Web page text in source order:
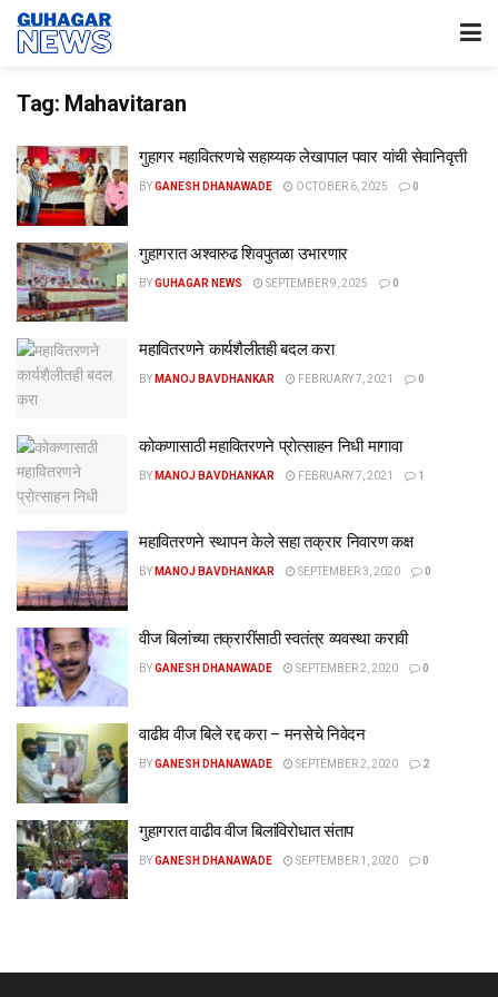
Tag: Mahavitaran
गुहागर महावितरणचे सहाय्यक लेखापाल पवार यांची सेवानिवृत्ती
BYGANESH DHANAWADE OCTOBER 6, 2025 0
गुहागरात अश्वारुढ शिवपुतळा उभारणार
BYGUHAGAR NEWS SEPTEMBER 9, 2025 0
महावितरणने कार्यशैलीतही बदल करा
BY MANOJ BAVDHANKAR FEBRUARY 7, 2021 0
कोकणासाठी महावितरणने प्रोत्साहन निधी मागावा
BY MANOJ BAVDHANKAR FEBRUARY 7, 2021 1
महावितरणने स्थापन केले सहा तक्रार निवारण कक्ष
BY MANOJ BAVDHANKAR SEPTEMBER 3, 2020 0
वीज बिलांच्या तक्रारींसाठी स्वतंत्र व्यवस्था करावी
BYGANESH DHANAWADE SEPTEMBER 2, 2020 0
वाढीव वीज बिले रद्द करा – मनसेचे निवेदन
BYGANESH DHANAWADE SEPTEMBER 2, 2020 2
गुहागरात वाढीव वीज बिलांविरोधात संताप
BYGANESH DHANAWADE SEPTEMBER 1, 2020 0